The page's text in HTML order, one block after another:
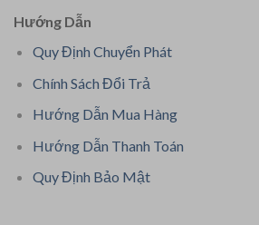
Hướng Dẫn
Quy Định Chuyển Phát
Chính Sách Đổi Trả
Hướng Dẫn Mua Hàng
Hướng Dẫn Thanh Toán
Quy Định Bảo Mật